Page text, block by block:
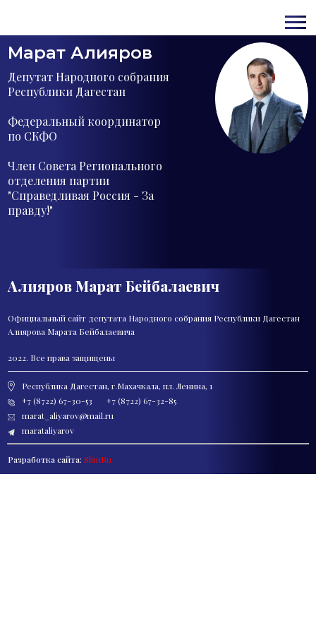
Марат Алияров
Депутат Народного собрания
Республики Дагестан
Федеральный координатор
по СКФО
Член Совета Регионального
отделения партии
"Справедливая Россия - За
правду!"
Алияров Марат Бейбалаевич
Официальный сайт депутата Народного собрания Республики Дагестан
Алиярова Марата Бейбалаевича
2022. Все права защищены
Республика Дагестан, г.Махачкала, пл. Ленина, 1
+7 (8722) 67-30-53
+7 (8722) 67-32-85
marat_aliyarov@mail.ru
marataliyarov
Разработка сайта:SlimRu